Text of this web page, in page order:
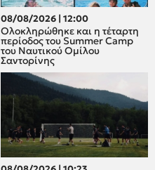
08/08/2026 | 12:00
Oλοκληρώθηκε και η τέταρτη
περίοδος του Summer Camp
του Ναυτικού Ομίλου
Σαντορίνης